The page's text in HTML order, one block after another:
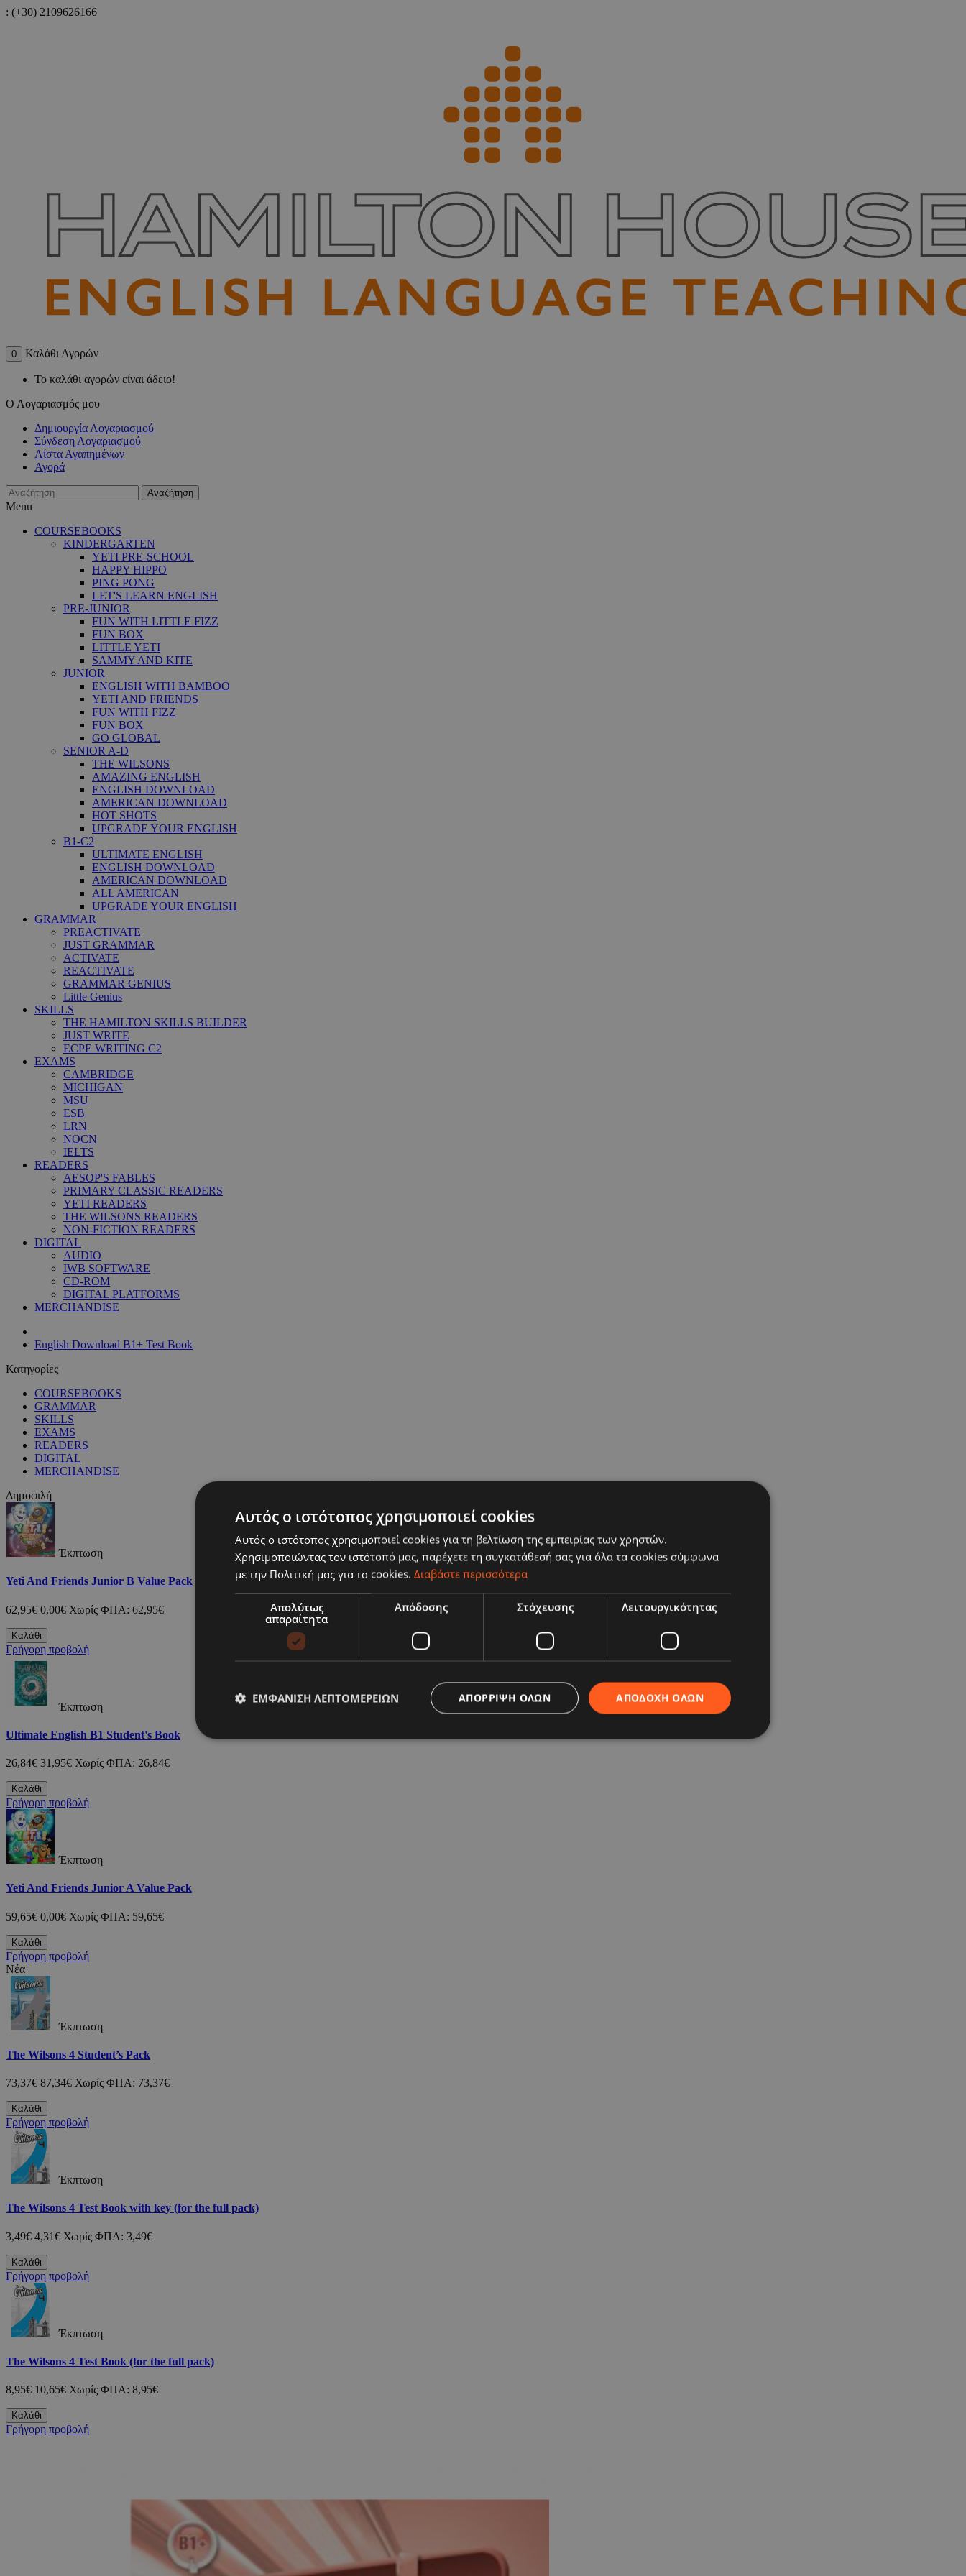
: (+30) 2109626166
0 Καλάθι Αγορών
Το καλάθι αγορών είναι άδειο!
Ο Λογαριασμός μου
Δημιουργία Λογαριασμού
Σύνδεση Λογαριασμού
Λίστα Αγαπημένων
Αγορά
Αναζήτηση
Menu
COURSEBOOKS
KINDERGARTEN
YETI PRE-SCHOOL
HAPPY HIPPO
PING PONG
LET'S LEARN ENGLISH
PRE-JUNIOR
FUN WITH LITTLE FIZZ
FUN BOX
LITTLE YETI
SAMMY AND KITE
JUNIOR
ENGLISH WITH BAMBOO
YETI AND FRIENDS
FUN WITH FIZZ
FUN BOX
GO GLOBAL
SENIOR A-D
THE WILSONS
AMAZING ENGLISH
ENGLISH DOWNLOAD
AMERICAN DOWNLOAD
HOT SHOTS
UPGRADE YOUR ENGLISH
B1-C2
ULTIMATE ENGLISH
ENGLISH DOWNLOAD
AMERICAN DOWNLOAD
ALL AMERICAN
UPGRADE YOUR ENGLISH
GRAMMAR
PREACTIVATE
JUST GRAMMAR
ACTIVATE
REACTIVATE
GRAMMAR GENIUS
Little Genius
SKILLS
THE HAMILTON SKILLS BUILDER
JUST WRITE
ECPE WRITING C2
EXAMS
CAMBRIDGE
MICHIGAN
MSU
ESB
LRN
NOCN
IELTS
READERS
AESOP'S FABLES
PRIMARY CLASSIC READERS
YETI READERS
THE WILSONS READERS
NON-FICTION READERS
DIGITAL
AUDIO
IWB SOFTWARE
CD-ROM
DIGITAL PLATFORMS
MERCHANDISE
English Download B1+ Test Book
Κατηγορίες
COURSEBOOKS
GRAMMAR
SKILLS
EXAMS
READERS
DIGITAL
MERCHANDISE
Δημοφιλή
Έκπτωση
Yeti And Friends Junior B Value Pack
62,95€ 0,00€ Χωρίς ΦΠΑ: 62,95€
Καλάθι
Γρήγορη προβολή
Έκπτωση
Ultimate English B1 Student's Book
26,84€ 31,95€ Χωρίς ΦΠΑ: 26,84€
Καλάθι
Γρήγορη προβολή
Έκπτωση
Yeti And Friends Junior A Value Pack
59,65€ 0,00€ Χωρίς ΦΠΑ: 59,65€
Καλάθι
Γρήγορη προβολή
Νέα
Έκπτωση
The Wilsons 4 Student’s Pack
73,37€ 87,34€ Χωρίς ΦΠΑ: 73,37€
Καλάθι
Γρήγορη προβολή
Έκπτωση
The Wilsons 4 Test Book with key (for the full pack)
3,49€ 4,31€ Χωρίς ΦΠΑ: 3,49€
Καλάθι
Γρήγορη προβολή
Έκπτωση
The Wilsons 4 Test Book (for the full pack)
8,95€ 10,65€ Χωρίς ΦΠΑ: 8,95€
Καλάθι
Γρήγορη προβολή
Αυτός ο ιστότοπος χρησιμοποιεί cookies
Αυτός ο ιστότοπος χρησιμοποιεί cookies για τη βελτίωση της εμπειρίας των χρηστών.
Χρησιμοποιώντας τον ιστότοπό μας, παρέχετε τη συγκατάθεσή σας για όλα τα cookies σύμφωνα
με την Πολιτική μας για τα cookies. Διαβάστε περισσότερα
Απολύτως
απαραίτητα
Απόδοσης Στόχευσης Λειτουργικότητας
ΑΠΟΔΟΧΉ ΌΛΩΝ
ΑΠΌΡΡΙΨΗ ΌΛΩΝ
ΕΜΦΆΝΙΣΗ ΛΕΠΤΟΜΕΡΕΙΏΝ